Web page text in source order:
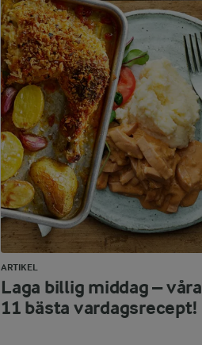
ARTIKEL
Laga billig middag – våra
11 bästa vardagsrecept!